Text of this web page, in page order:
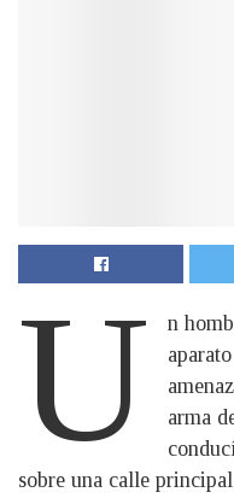
U
n
arma
sobre una calle